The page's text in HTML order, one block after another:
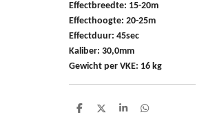
Effectbreedte: 15-20m
Effecthoogte: 20-25m
Effectduur: 45sec
Kaliber: 30,0mm
Gewicht per VKE: 16 kg
D
D
S
D